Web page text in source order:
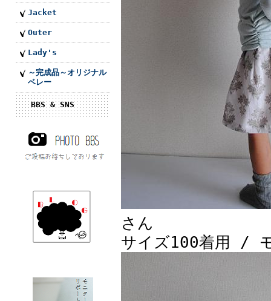
Jacket
Outer
Lady's
～完成品～オリジナル
ベレー
BBS & SNS
さん
サイズ100着用 /